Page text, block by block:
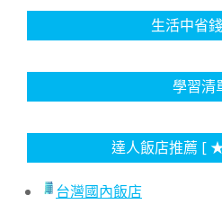
生活中省
學習清
達人飯店推薦 [
台灣國內飯店